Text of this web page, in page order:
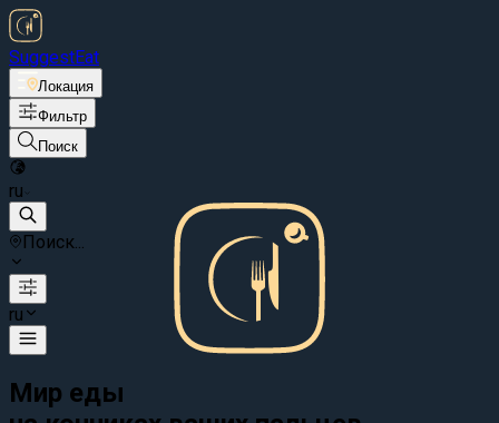
SuggestEat
Локация
Фильтр
Поиск
ru
Поиск...
ru
Мир еды